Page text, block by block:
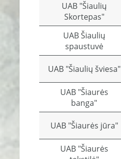
UAB "Šiaulių
Skortepas"
UAB Šiaulių
spaustuvė
UAB "Šiaulių šviesa"
UAB "Šiaurės
banga"
UAB "Šiaurės jūra"
UAB "Šiaurės